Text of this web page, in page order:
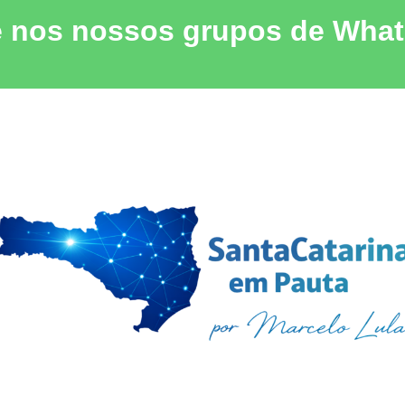
nos nossos grupos de